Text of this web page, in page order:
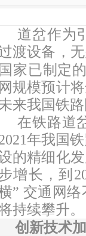
道岔作为
渡设备，
国家已制定
网规模预计
来我国铁
在铁路道
年我国
的精细化
增长，到
” 交通网
持续攀升。
创新技术